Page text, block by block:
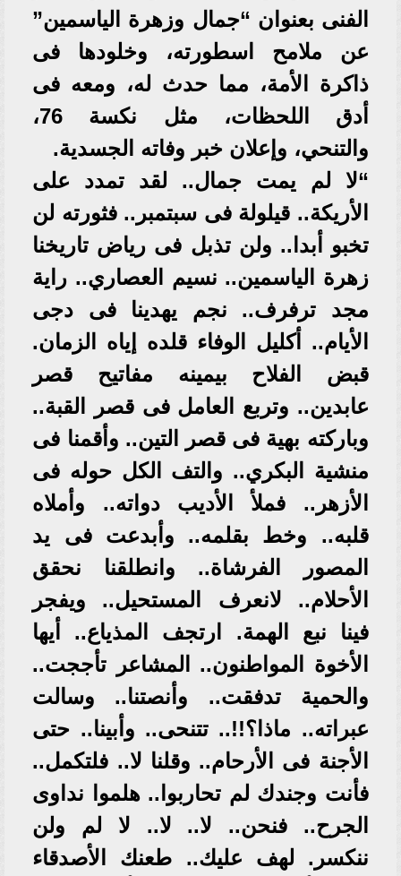
الفنى بعنوان “جمال وزهرة الياسمين”
عن ملامح اسطورته، وخلودها فى
ذاكرة الأمة، مما حدث له، ومعه فى
أدق اللحظات، مثل نكسة 76،
والتنحي، وإعلان خبر وفاته الجسدية.
“لا لم يمت جمال.. لقد تمدد على
الأريكة.. قيلولة فى سبتمبر.. فثورته لن
تخبو أبدا.. ولن تذبل فى رياض تاريخنا
زهرة الياسمين.. نسيم العصاري.. راية
مجد ترفرف.. نجم يهدينا فى دجى
الأيام.. أكليل الوفاء قلده إياه الزمان.
قبض الفلاح بيمينه مفاتيح قصر
عابدين.. وتربع العامل فى قصر القبة..
وباركته بهية فى قصر التين.. وأقمنا فى
منشية البكري.. والتف الكل حوله فى
الأزهر.. فملأ الأديب دواته.. وأملاه
قلبه.. وخط بقلمه.. وأبدعت فى يد
المصور الفرشاة.. وانطلقنا نحقق
الأحلام.. لانعرف المستحيل.. ويفجر
فينا نبع الهمة. ارتجف المذياع.. أيها
الأخوة المواطنون.. المشاعر تأججت..
والحمية تدفقت.. وأنصتنا.. وسالت
عبراته.. ماذا؟!!.. تتنحى.. وأبينا.. حتى
الأجنة فى الأرحام.. وقلنا لا.. فلتكمل..
فأنت وجندك لم تحاربوا.. هلموا نداوى
الجرح.. فنحن.. لا.. لا.. لا لم ولن
ننكسر. لهف عليك.. طعنك الأصدقاء